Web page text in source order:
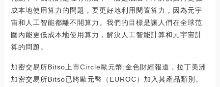
成本地使用算力的問題，要更好地利用閑置算力，因為元宇
宙和人工智能都離不開算力。我們的目標是讓人們在全球范
圍內能更低成本地使用算力，解決人工智能計算和元宇宙計
算的問題。
加密交易所Bitso上市Circle歐元幣:金色財經報道，拉丁美洲
加密交易所Bitso已將歐元幣（EUROC）加入其產品類別。